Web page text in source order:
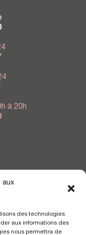
aux
des technologies
aux informations des
nous permettra de
à 20h